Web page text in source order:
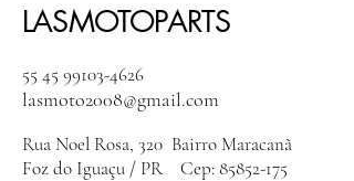
LASMOTOPARTS
55 45 99103-4626
lasmoto2008@gmail.com
Rua Noel Rosa, 320 Bairro Maracanã
Foz do Iguaçu / PR Cep:85852-175